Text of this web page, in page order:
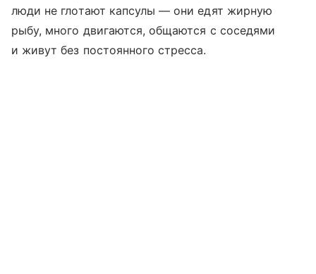
люди не глотают капсулы — они едят жирную
рыбу, много двигаются, общаются с соседями
и живут без постоянного стресса.